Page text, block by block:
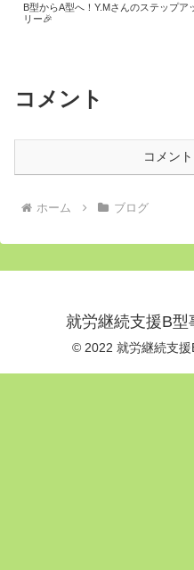
B型からA型へ！Y.Mさんのステップア
リー🎉
コメント
コメン
ホーム ブログ
就労継続支援B型
© 2022 就労継続支援